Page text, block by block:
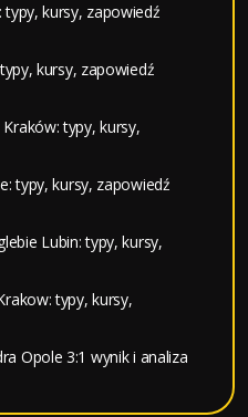
kursy, zapowiedź
kursy, zapowiedź
typy, kursy,
typy, kursy, zapowiedź
Lubin: typy, kursy,
typy, kursy,
Opole 3:1 wynik i analiza